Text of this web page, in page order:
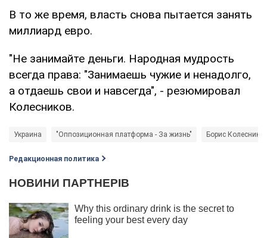
В то же время, власть снова пытается занять
миллиард евро.
"Не занимайте деньги. Народная мудрость
всегда права: "Занимаешь чужие и ненадолго,
а отдаешь свои и навсегда", - резюмировал
Колесников.
Украина "Оппозиционная платформа - За жизнь" Борис
Редакционная политика